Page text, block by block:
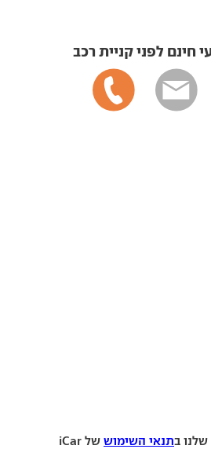
חינם לפני קניית רכב
בתנאי השימוש של iCar